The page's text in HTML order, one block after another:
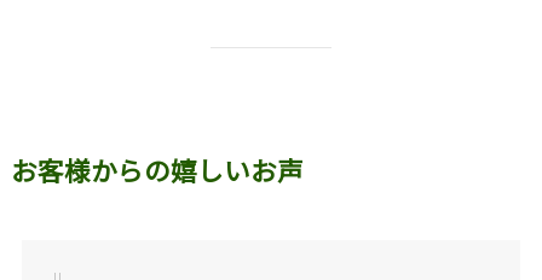
お客様からの嬉しいお声